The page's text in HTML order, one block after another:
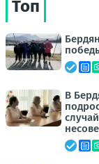
Топ
В